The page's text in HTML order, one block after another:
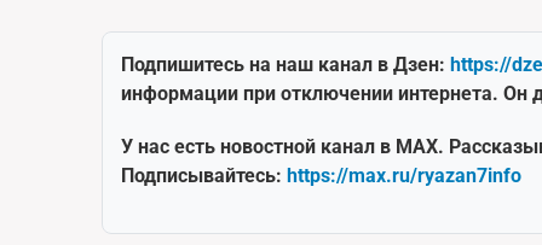
Подпишитесь на наш канал в Дзен: https://
информации при отключении интернета. Он
У нас есть новостной канал в MAX.
Подписывайтесь: https://max.ru/ryazan7info